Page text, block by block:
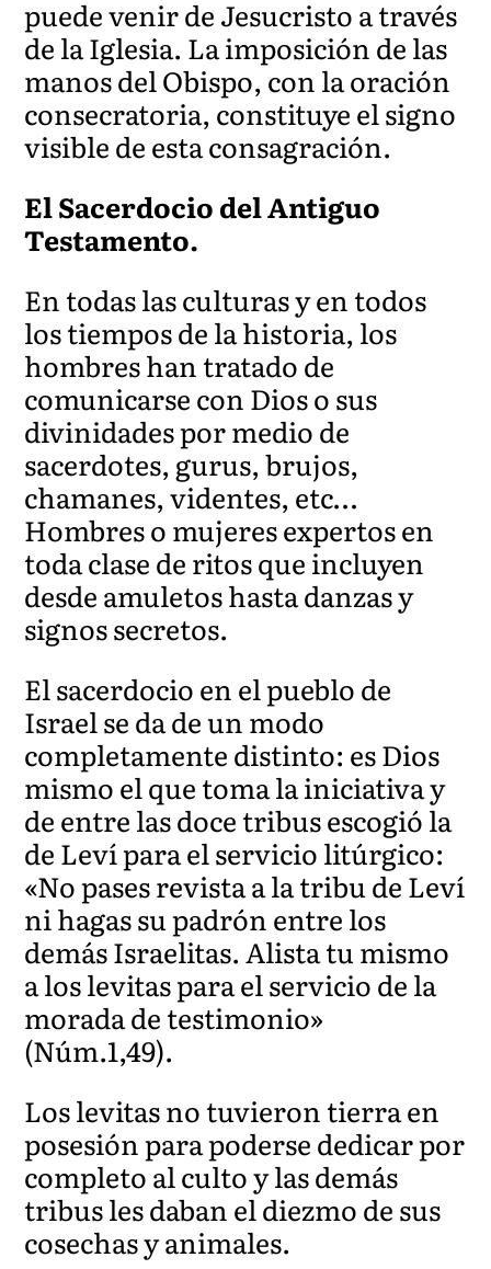
puede venir de Jesucristo a través
de la Iglesia. La imposición de las
manos del Obispo, con la oración
consecratoria, constituye el signo
visible de esta consagración.
El Sacerdocio del Antiguo
Testamento.
En todas las culturas y en todos
los tiempos de la historia, los
hombres han tratado de
comunicarse con Dios o sus
divinidades por medio de
sacerdotes, gurus, brujos,
chamanes, videntes, etc…
Hombres o mujeres expertos en
toda clase de ritos que incluyen
desde amuletos hasta danzas y
signos secretos.
El sacerdocio en el pueblo de
Israel se da de un modo
completamente distinto: es Dios
mismo el que toma la iniciativa y
de entre las doce tribus escogió la
de Leví para el servicio litúrgico:
«No pases revista a la tribu de Leví
ni hagas su padrón entre los
demás Israelitas. Alista tu mismo
a los levitas para el servicio de la
morada de testimonio»
(Núm.1,49).
Los levitas no tuvieron tierra en
posesión para poderse dedicar por
completo al culto y las demás
tribus les daban el diezmo de sus
cosechas y animales.